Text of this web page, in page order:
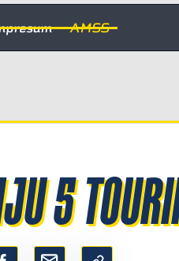
AMSS
5